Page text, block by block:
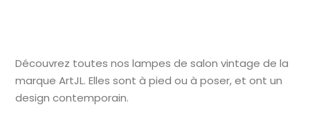
Découvrez toutes nos lampes de salon vintage de la
marque ArtJL. Elles sont à pied ou à poser, et ont un
design contemporain.